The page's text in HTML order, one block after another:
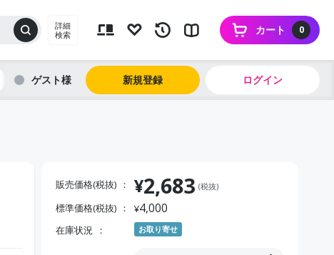
詳細
検索
0
カート
ゲスト 新規登録 ログイン
販売価格(税抜) ¥2,683 (税抜)
標準価格(税抜) ¥4,000
在庫状況 お取り寄せ